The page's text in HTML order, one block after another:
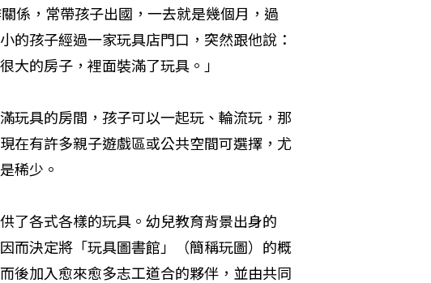
係，常帶孩子出國，一去就是幾個月，過
的孩子經過一家玩具店門口，突然跟他說：
大的房子，裡面裝滿了玩具。」
玩具的房間，孩子可以一起玩、輪流玩，那
在有許多親子遊戲區或公共空間可選擇，尤
稀少。
了各式各樣的玩具。幼兒教育背景出身的
而決定將「玩具圖書館」（簡稱玩圖）的概
後加入愈來愈多志工道合的夥伴，並由共同